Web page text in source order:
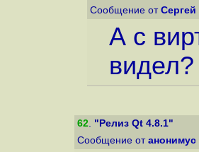
Сообщение от Сергей
А с
видел?
62. "Релиз Qt 4.8.1"
Сообщение от анонимус